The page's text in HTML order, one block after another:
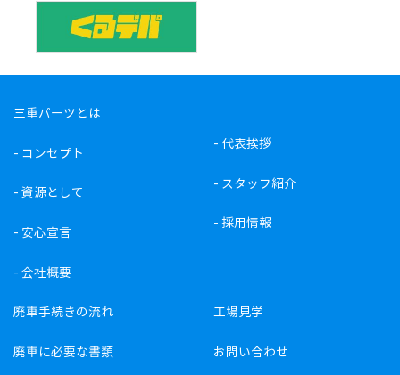
三重パーツとは
- コンセプト
- 資源として
- 安心宣言
- 会社概要
- 代表挨拶
- スタッフ紹介
- 採用情報
廃車手続きの流れ
廃車に必要な書類
工場見学
お問い合わせ